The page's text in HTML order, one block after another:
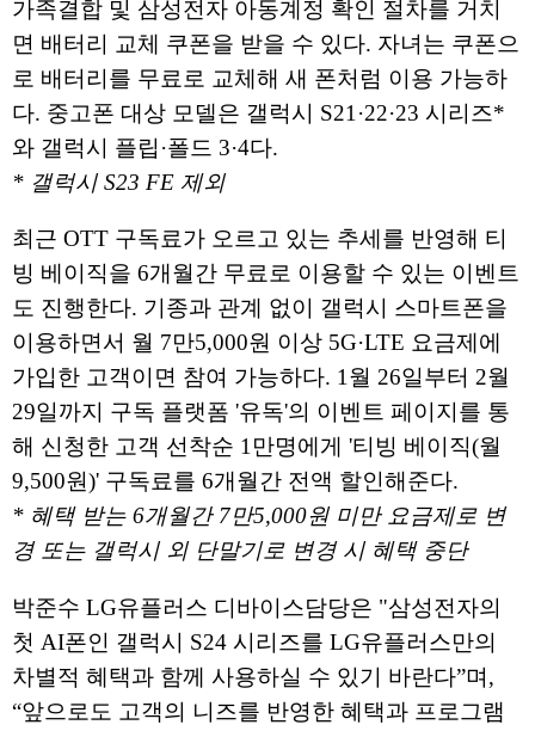
가족결합 및 삼성전자 아동계정 확인 절차를 거치
면 배터리 교체 쿠폰을 받을 수 있다. 자녀는 쿠폰으
로 배터리를 무료로 교체해 새 폰처럼 이용 가능하
다. 중고폰 대상 모델은 갤럭시 S21·22·23 시리즈*
와 갤럭시 플립·폴드 3·4다.
* 갤럭시 S23 FE 제외
최근 OTT 구독료가 오르고 있는 추세를 반영해 티
빙 베이직을 6개월간 무료로 이용할 수 있는 이벤트
도 진행한다. 기종과 관계 없이 갤럭시 스마트폰을
이용하면서 월 7만5,000원 이상 5G·LTE 요금제에
가입한 고객이면 참여 가능하다. 1월 26일부터 2월
29일까지 구독 플랫폼 '유독'의 이벤트 페이지를 통
해 신청한 고객 선착순 1만명에게 '티빙 베이직(월
9,500원)' 구독료를 6개월간 전액 할인해준다.
* 혜택 받는 6개월간 7만5,000원 미만 요금제로 변
경 또는 갤럭시 외 단말기로 변경 시 혜택 중단
박준수 LG유플러스 디바이스담당은 "삼성전자의
첫 AI폰인 갤럭시 S24 시리즈를 LG유플러스만의
차별적 혜택과 함께 사용하실 수 있기 바란다”며,
“앞으로도 고객의 니즈를 반영한 혜택과 프로그램